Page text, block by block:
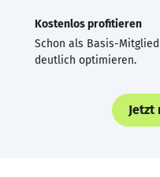
Kostenlos profitieren
Schon als Basis-
deutlich optimieren.
Jetzt